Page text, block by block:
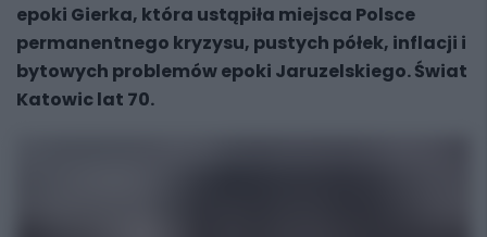
epoki Gierka, która ustąpiła miejsca Polsce
permanentnego kryzysu, pustych półek, inflacji i
bytowych problemów epoki Jaruzelskiego. Świat
Katowic lat 70.